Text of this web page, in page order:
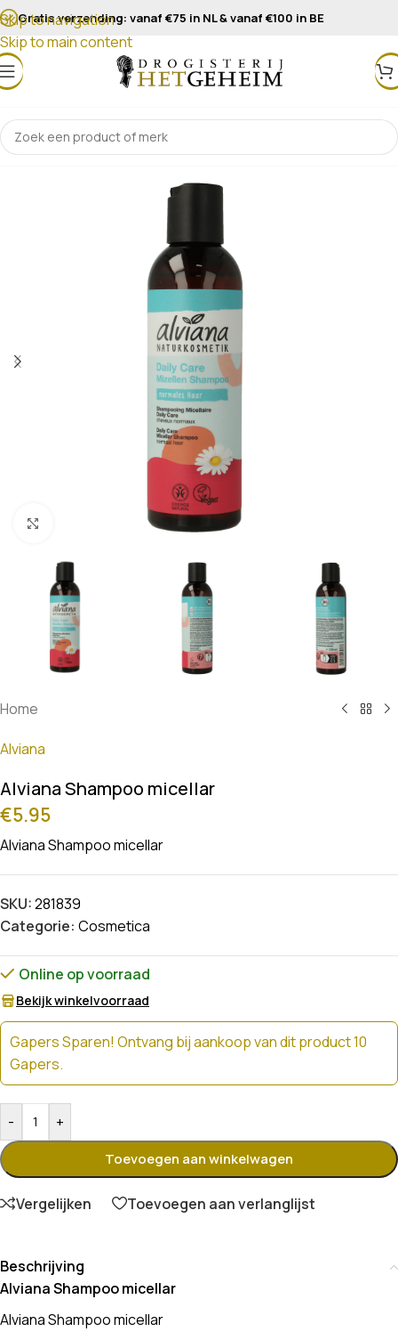
Skip to navigation
Skip to main content
Gratis verzending: vanaf €75 in NL & vanaf €100 in BE
Klik om te vergroten
Home
Alviana
Alviana Shampoo micellar
€5.95
Alviana Shampoo micellar
SKU:281839
Categorie: Cosmetica
Online op voorraad
Bekijk winkelvoorraad
Gapers Sparen! Ontvang bij aankoop van dit product 10
Gapers.
- +
Toevoegen aan winkelwagen
Vergelijken Toevoegen aan verlanglijst
Beschrijving
Alviana Shampoo micellar
Alviana Shampoo micellar